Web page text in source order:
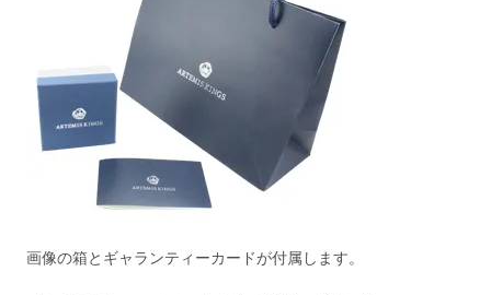
画像の箱とギャランティーカードが付属します。